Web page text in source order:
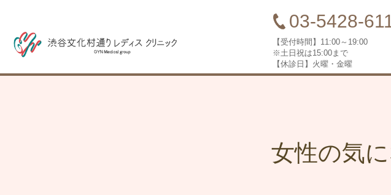
03-5428-
【受付時間】 11:00～19:00
※土日祝は15:00まで
【休診日】 火曜・金曜
女性の気